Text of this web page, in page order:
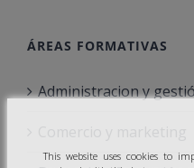
ÁREAS FORMATIVAS
Administracion y
This website uses cookies to